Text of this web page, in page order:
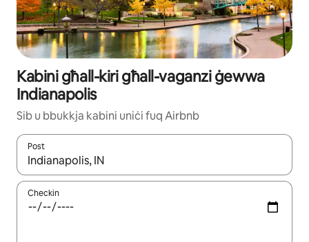
Kabini għall-kiri għall-vaganzi ġewwa
Indianapolis
Sib u bbukkja kabini uniċi fuq Airbnb
Post
Meta r-riżultati jkunu disponibbli, tista' tmur minn riżultat
Checkin